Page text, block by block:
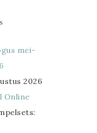
2026
Online